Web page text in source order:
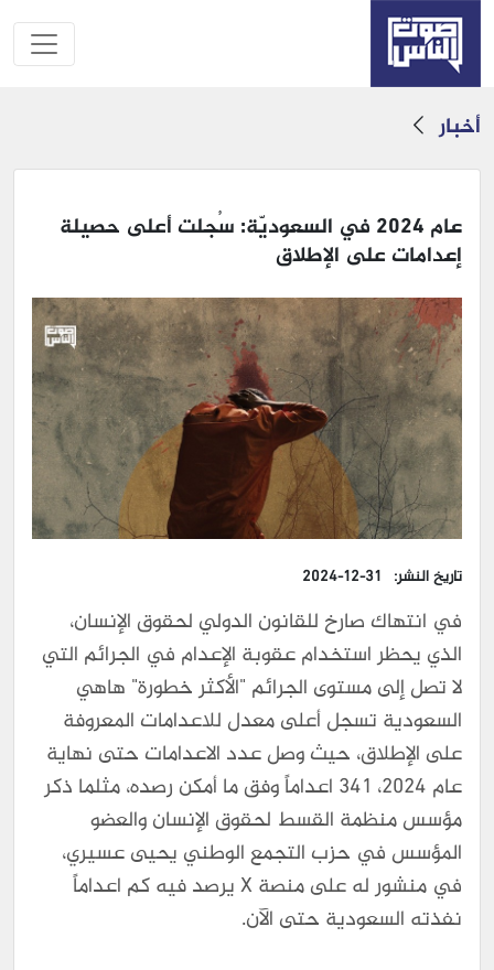
أخبار
عام 2024 في السعوديّة: سُجلت أعلى حصيلة
إعدامات على الإطلاق
تاريخ النشر: 2024-12-31
في انتهاك صارخ للقانون الدولي لحقوق الإنسان،
الذي يحظر استخدام عقوبة الإعدام في الجرائم التي
لا تصل إلى مستوى الجرائم "الأكثر خطورة" هاهي
السعودية تسجل أعلى معدل للاعدامات المعروفة
على الإطلاق، حيث وصل عدد الاعدامات حتى نهاية
عام 2024، 341 اعداماً وفق ما أمكن رصده، مثلما ذكر
مؤسس منظمة القسط لحقوق الإنسان والعضو
المؤسس في حزب التجمع الوطني يحيى عسيري،
في منشور له على منصة X يرصد فيه كم اعداماً
نفذته السعودية حتى الآن.